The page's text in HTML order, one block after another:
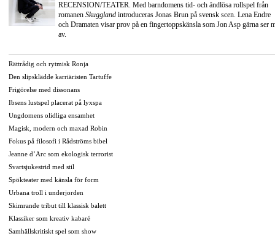
RECENSION/TEATER. Med barndomens tid- och ändlösa rollspel från
romanen Skuggland introduceras Jonas Brun på svensk scen. Lena Endre
och Dramaten visar prov på en fingertoppskänsla som Jon Asp gärna ser
av.
Rättrådig och rytmisk Ronja
Den slipsklädde karriäristen Tartuffe
Frigörelse med dissonans
Ibsens lustspel placerat på lyxspa
Ungdomens olidliga ensamhet
Magisk, modern och maxad Robin
Fokus på filosofi i Rådströms bibel
Jeanne d’Arc som ekologisk terrorist
Svartsjukestrid med stil
Spökteater med känsla för form
Urbana troll i underjorden
Skimrande tribut till klassisk balett
Klassiker som kreativ kabaré
Samhällskritiskt spel som show